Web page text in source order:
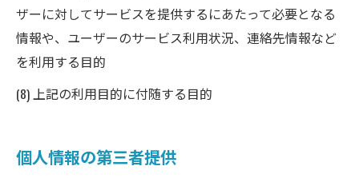
ザーに対してサービスを提供するにあたって必要となる
情報や、ユーザーのサービス利用状況、連絡先情報など
を利用する目的
(8) 上記の利用目的に付随する目的
個人情報の第三者提供